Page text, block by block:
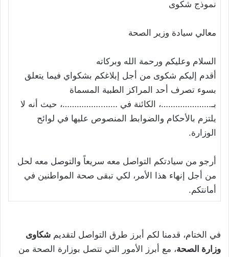
نموذج شكوى
معالي سيادة وزير الصحة
السلام وعليكم ورحمة الله وبركاته
أقدم إليكم شكوى من أجل إبلاغكم بشكواي فيما يتعلق
بسوء تصرف أحد المراكز الطبية المسماة
بـ…………………، الكائنة في ……..……………، حيث أنه لا
يلتزم بالأحكام والضوابط المنصوص عليها في لوائح
الوزارة.
أرجو من سيادتكم التواصل معه سريعاً والتوصل معه لحل
من أجل إنهاء هذا الأمر، لكي تبقى صحة المواطنين في
أمانتكم.
في الختام، قدمنا لكم أبرز طرق التواصل لتقديم شكاوى
وزارة الصحة، مع أبرز الأمور التي تتصل بوزارة الصحة من